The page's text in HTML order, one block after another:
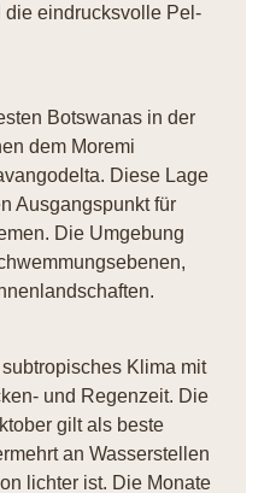
die eindrucksvolle Pel-
Botswanas in der
dem Moremi
Diese Lage
Ausgangspunkt für
Die Umgebung
Klima mit
und Regenzeit. Die
gilt als beste
an Wasserstellen
lichter ist. Die Monate